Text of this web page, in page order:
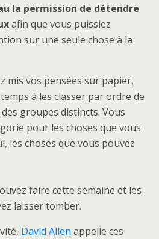
la permission de détendre
afin que vous puissiez
sur une seule chose à la
mis vos pensées sur papier,
à les classer par ordre de
groupes distincts. Vous
pour les choses que vous
les choses que vous pouvez
faire cette semaine et les
laisser tomber.
David Allen appelle ces